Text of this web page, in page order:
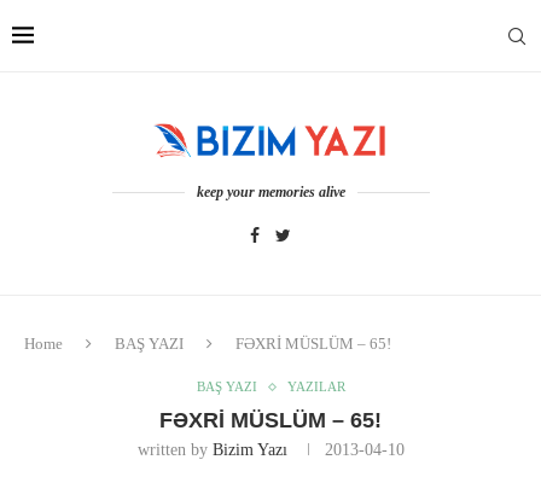
keep your memories alive
Home BAŞ YAZI FƏXRİ MÜSLÜM – 65!
BAŞ YAZI YAZILAR
FƏXRİ MÜSLÜM – 65!
written by Bizim Yazı 2013-04-10